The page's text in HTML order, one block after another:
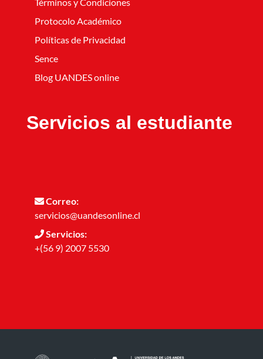
Protocolo Académico
Políticas de Privacidad
Sence
Blog UANDES online
Servicios al estudiante
Correo:
servicios@uandesonline.cl
Servicios:
+(56 9) 2007 5530